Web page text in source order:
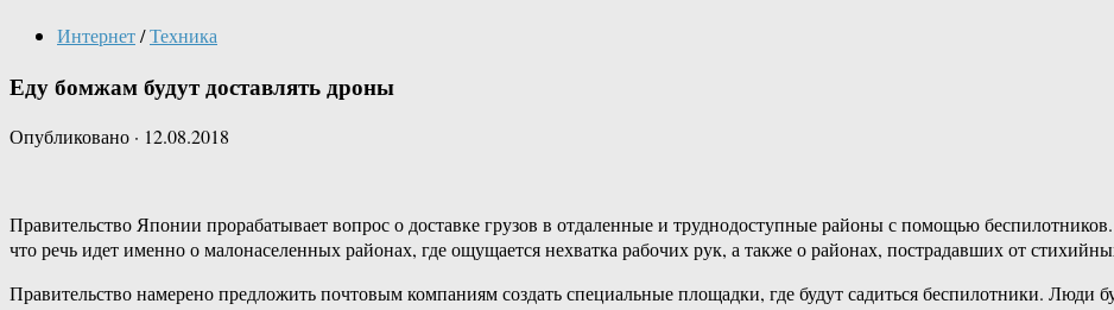
Интернет/Техника
Еду бомжам будут доставлять дроны
Опубликовано · 12.08.2018
Правительство Японии прорабатывает вопрос о доставке грузов в отдаленные и труднодоступные районы с помощью
что речь идет именно о малонаселенных районах, где ощущается нехватка рабочих рук, а также о районах, пострадавших от
Правительство намерено предложить почтовым компаниям создать специальные площадки, где будут садиться беспилотники. Люди